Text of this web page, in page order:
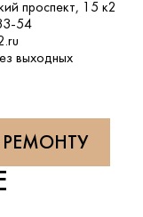
проспект, 15 к2
54
выходных